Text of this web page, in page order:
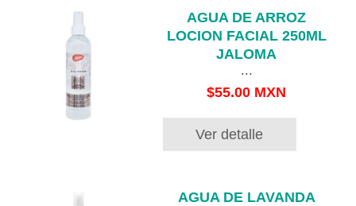
AGUA DE ARROZ
LOCION FACIAL 250ML
JALOMA
...
$55.00 MXN
Ver detalle
AGUA DE LAVANDA